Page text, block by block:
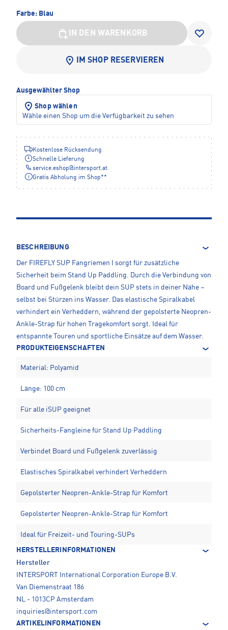
Farbe: Blau
IN DEN WARENKORB
IM SHOP RESERVIEREN
Ausgewählter Shop
Shop wählen
Wähle einen Shop um die Verfügbarkeit zu sehen
Kostenlose Rücksendung
Schnelle Lieferung
service.eshop@intersport.at
Gratis Abholung im Shop**
BESCHREIBUNG
Der FIREFLY SUP Fangriemen I sorgt für zusätzliche
Sicherheit beim Stand Up Paddling. Durch die Verbindung von
Board und Fußgelenk bleibt dein SUP stets in deiner Nähe –
selbst bei Stürzen ins Wasser. Das elastische Spiralkabel
verhindert ein Verheddern, während der gepolsterte Neopren-
Ankle-Strap für hohen Tragekomfort sorgt. Ideal für
entspannte Touren und sportliche Einsätze auf dem Wasser.
PRODUKTEIGENSCHAFTEN
Material: Polyamid
Länge: 100 cm
Für alle iSUP geeignet
Sicherheits-Fangleine für Stand Up Paddling
Verbindet Board und Fußgelenk zuverlässig
Elastisches Spiralkabel verhindert Verheddern
Gepolsterter Neopren-Ankle-Strap für Komfort
Gepolsterter Neopren-Ankle-Strap für Komfort
Ideal für Freizeit- und Touring-SUPs
HERSTELLERINFORMATIONEN
Hersteller
INTERSPORT International Corporation Europe B.V.
Van Diemenstraat 186
NL - 1013CP Amsterdam
inquiries@intersport.com
ARTIKELINFORMATIONEN